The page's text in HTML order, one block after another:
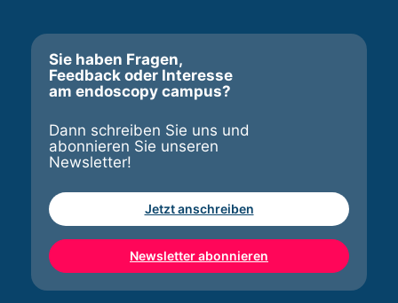
Sie haben Fragen,
Feedback oder Interesse
am endoscopy campus?
Dann schreiben Sie uns und
abonnieren Sie unseren
Newsletter!
Jetzt anschreiben
Newsletter abonnieren